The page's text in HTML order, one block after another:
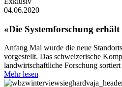
04.06.2020
«Die Systemforschung
Anfang Mai wurde die neue
vorgestellt. Das schweizerische
landwirtschaftliche Forschung
Mehr lesen